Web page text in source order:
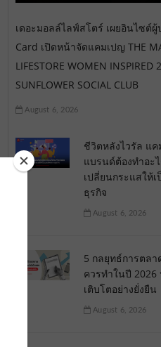
เดอะมอลล์ไลฟ์สโตร์ เผยอินไซต์ผู้
Card เปิดหน้าจัดแคมเปญ THE
LIFESTORE WOMEN INSPIRED
SUNFLOWER SOCIAL CLUB
August 6, 2026
ชีวิตหลังไวรัล แ
แบรนด์ต้องทำอะ
เปลี่ยนกระแสให้
ธุรกิจ
August 6, 2026
5 กลยุทธ์การตล
ควรทำในปี 2026
เติบโตอย่างยั่งยืน
August 6, 2026